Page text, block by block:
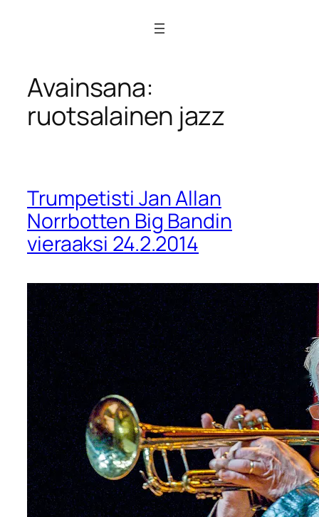
Avainsana:
ruotsalainen jazz
Trumpetisti Jan Allan
Norrbotten Big Bandin
vieraaksi 24.2.2014